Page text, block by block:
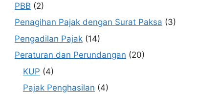
PBB (2)
Penagihan Pajak dengan Surat Paksa (3)
Pengadilan Pajak (14)
Peraturan dan Perundangan (20)
KUP (4)
Pajak Penghasilan (4)